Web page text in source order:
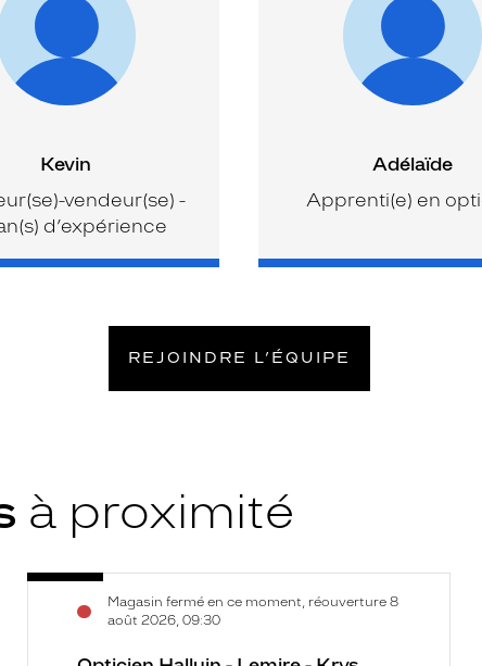
Kevin
vendeur(se) -
d’expérience
Adélaïde
Apprenti(e) en
REJOINDRE L’ÉQUIPE
à proximité
Opticien
Halluin
Magasin fermé en ce moment, réouverture 8
août 2026, 09:30
Voir